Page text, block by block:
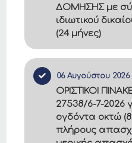
ΔΟΜΗΣΗΣ με
ιδιωτικού
(24 μήνες)
06 Αυγούστου 2026
ΟΡΙΣΤΙΚΟΙ
27538/6-7-2026
ογδόντα οκτώ
πλήρους